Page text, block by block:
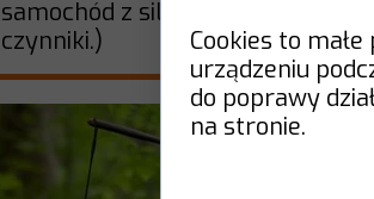
samochód z silnikiem o dwa razy
czynniki.)
Cookies to
urządzeniu
do poprawy
na stronie.